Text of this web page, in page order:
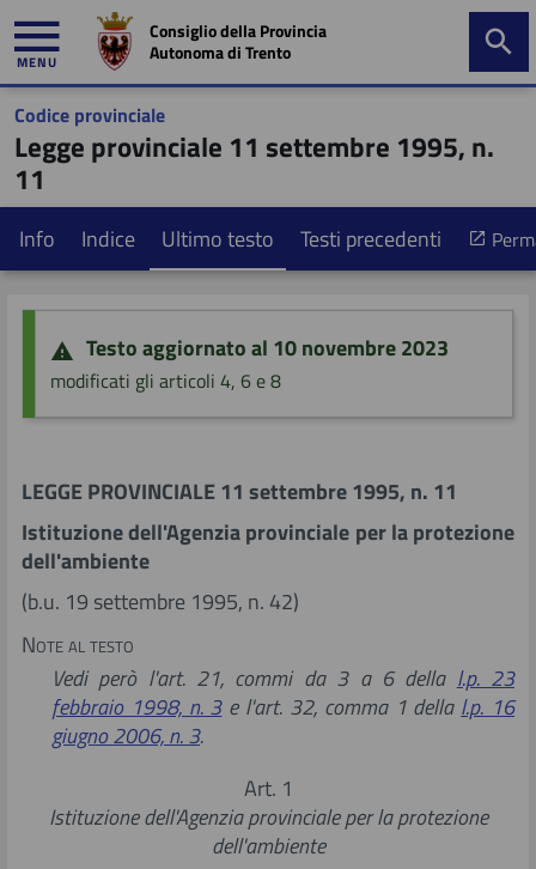
MENU
Consiglio della Provincia
Autonoma di Trento
Codice provinciale
Legge provinciale 11 settembre 1995, n.
11
Info Indice Ultimo testo Testi precedenti
Testo aggiornato al 10 novembre 2023
modificati gli articoli 4, 6 e 8
LEGGE PROVINCIALE 11 settembre 1995, n. 11
Istituzione dell'Agenzia provinciale per la protezione
dell'ambiente
(b.u. 19 settembre 1995, n. 42)
Note al testo
Vedi però l'art. 21, commi da 3 a 6 della l.p. 23
febbraio 1998, n. 3e l'art. 32, comma 1 della l.p. 16
giugno 2006, n. 3.
Art. 1
Istituzione dell'Agenzia provinciale per la protezione
dell'ambiente
trasparente
Primo piano
Informazione e controllo
Documentazione normativa
Partecipazione
Giurisprudenza
Istituzioni
Studi
Ricerca in documenti, studi e ricerche
Ricerca nella giurisprudenza
Sintesi dei contenuti
Tavolo di coordinamento
Programma di controllo
Esperienze regionali ed interregionali
Precedenti